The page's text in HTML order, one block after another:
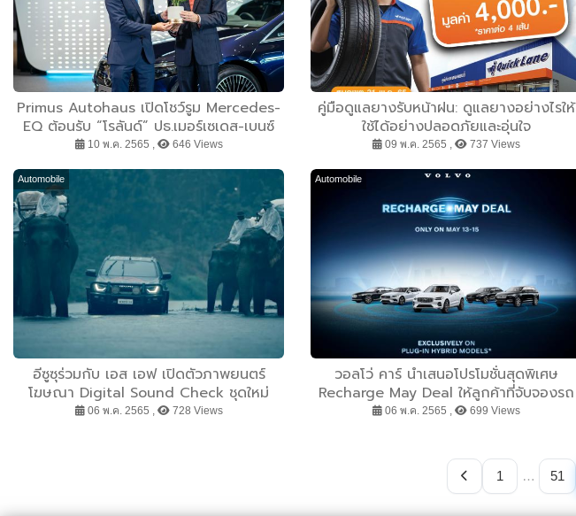
Primus Autohaus เปิดโชว์รูม Mercedes-
EQ ต้อนรับ “โรลันด์” ปธ.เมอร์เซเดส-เบนซ์
10 พ.ค. 2565 , 646 Views
คู่มือดูแลยางรับหน้าฝน: ดูแลยางอย่างไรให้
ใช้ได้อย่างปลอดภัยและอุ่นใจ
09 พ.ค. 2565 , 737 Views
Automobile
อีซูซุร่วมกับ เอส เอฟ เปิดตัวภาพยนตร์
โฆษณา Digital Sound Check ชุดใหม่
ล่าสุด THE SOUND OF
06 พ.ค. 2565 , 728 Views
Automobile
วอลโว่ คาร์ นำเสนอโปรโมชั่นสุดพิเศษ
Recharge May Deal ให้ลูกค้าที่จับจองรถ
ยนต์วอลโว่รับสิทธิพิเศษเพิ่มเติมเพียง 3 วัน
06 พ.ค. 2565 , 699 Views
1 … 51